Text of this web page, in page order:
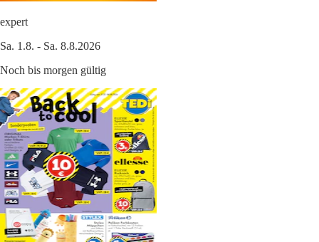
expert
Sa. 1.8. - Sa. 8.8.2026
Noch bis morgen gültig